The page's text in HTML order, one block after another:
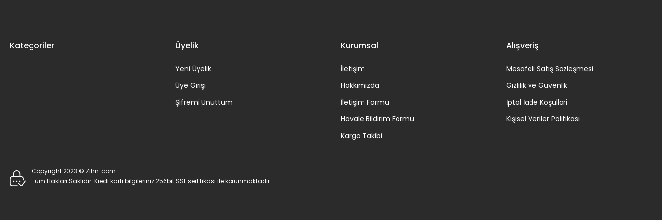
Kategoriler Üyelik
Yeni Üyelik
Üye Girişi
Şifremi Unuttum
Kurumsal
İletişim
Hakkımızda
İletişim Formu
Havale Bildirim Formu
Kargo Takibi
Alışveriş
Mesafeli Satış Sözleşmesi
Gizlilik ve Güvenlik
İptal İade Koşullari
Kişisel Veriler Politikası
Copyright 2023 © Zihni.com
Tüm Hakları Saklıdır. Kredi kartı bilgileriniz 256bit SSL sertifikası ile korunmaktadır.